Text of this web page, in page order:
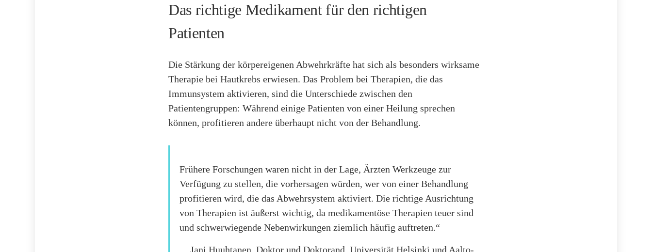
Das richtige Medikament für den richtigen
Patienten
Die Stärkung der körpereigenen Abwehrkräfte hat sich als besonders wirksame
Therapie bei Hautkrebs erwiesen. Das Problem bei Therapien, die das
Immunsystem aktivieren, sind die Unterschiede zwischen den
Patientengruppen: Während einige Patienten von einer Heilung sprechen
können, profitieren andere überhaupt nicht von der Behandlung.
Frühere Forschungen waren nicht in der Lage, Ärzten Werkzeuge zur
Verfügung zu stellen, die vorhersagen würden, wer von einer Behandlung
profitieren wird, die das Abwehrsystem aktiviert. Die richtige Ausrichtung
von Therapien ist äußerst wichtig, da medikamentöse Therapien teuer sind
und schwerwiegende Nebenwirkungen ziemlich häufig auftreten.“
Jani Huuhtanen, Doktor und Doktorand, Universität Helsinki und Aalto-